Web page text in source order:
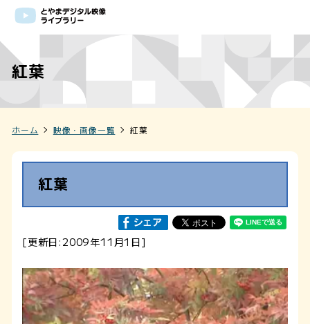
紅葉
ホーム 映像・画像一覧 紅葉
紅葉
[更新日:2009年11月1日]